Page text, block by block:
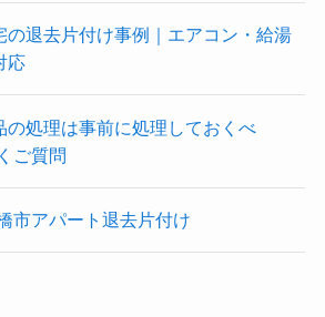
の退去片付け事例｜エアコン・給湯
応
の処理は事前に処理しておくべ
ご質問
市アパート退去片付け